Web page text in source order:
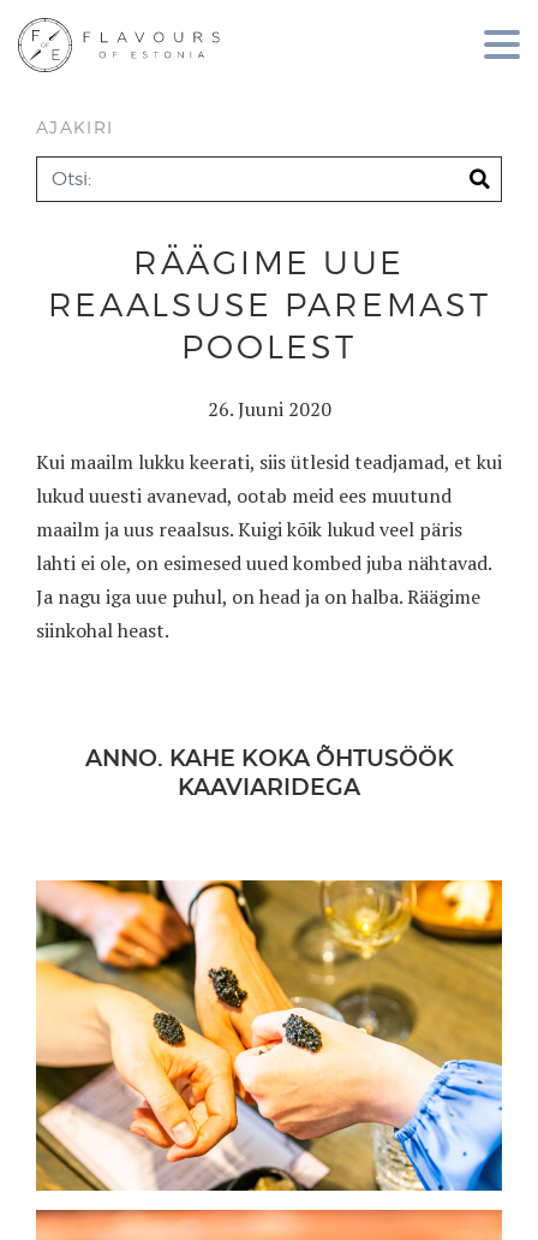
AJAKIRI
RÄÄGIME UUE
REAALSUSE PAREMAST
POOLEST
26. Juuni 2020
Kui maailm lukku keerati, siis ütlesid teadjamad, et kui
lukud uuesti avanevad, ootab meid ees muutund
maailm ja uus reaalsus. Kuigi kõik lukud veel päris
lahti ei ole, on esimesed uued kombed juba nähtavad.
Ja nagu iga uue puhul, on head ja on halba. Räägime
siinkohal heast.
ANNO. KAHE KOKA ÕHTUSÖÖK
KAAVIARIDEGA